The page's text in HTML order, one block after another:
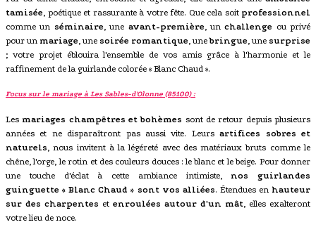
tamisée , poétique et rassurante à votre fête. Que cela soit professionnel
comme un séminaire, une avant-première, unchallenge ou privé
pour un mariage , une soirée romantique , unebringue , une surprise
; votre projet éblouira l'ensemble de vos amis grâce à l'harmonie et le
raffinement de la guirlande colorée « Blanc Chaud ».
Focus sur le mariage à Les Sables-d'Olonne (85100) :
Les mariages champêtres et bohèmes sont de retour depuis plusieurs
années et ne disparaîtront pas aussi vite. Leursartifices sobres et
naturels , nous invitent à la légéreté avec des matériaux bruts comme le
chêne, l'orge, le rotin et des couleurs douces : le blanc et le beige. Pour donner
une touche d'éclat à cette ambiance intimiste, nos guirlandes
guinguette « Blanc Chaud » sont vos alliées. Étendues en hauteur
sur des charpentes et enroulées autour d'un mât , elles exalteront
votre lieu de noce.